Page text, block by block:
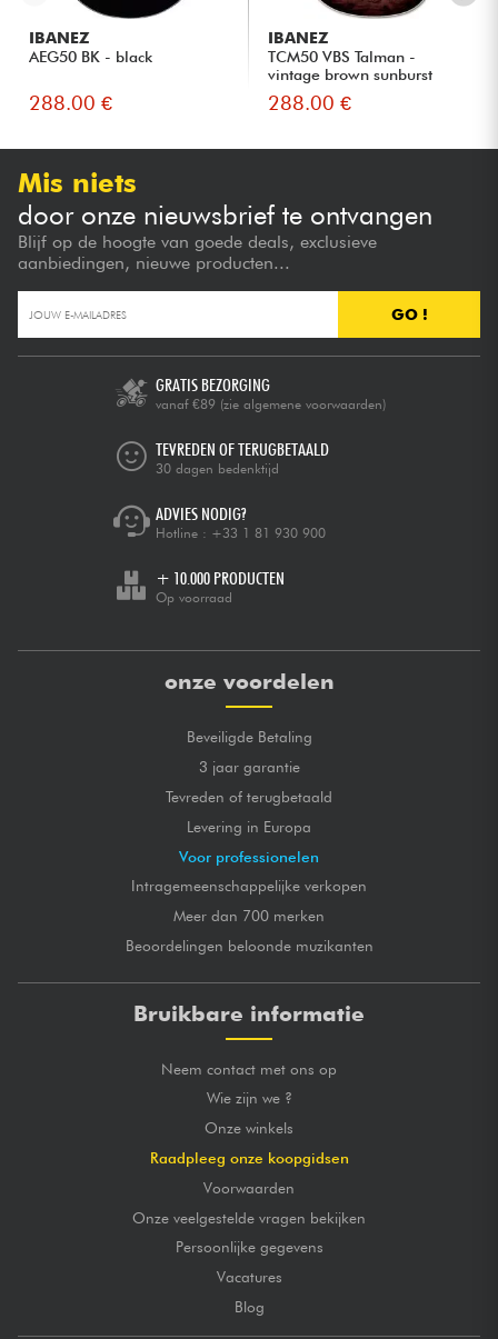
IBANEZ
AEG50 BK - black
288.00 €
IBANEZ
TCM50 VBS Talman -
vintage brown sunburst
288.00 €
Mis niets
door onze nieuwsbrief te ontvangen
Blijf op de hoogte van goede deals, exclusieve
aanbiedingen, nieuwe producten...
GO !
GRATIS BEZORGING
vanaf €89 (zie algemene voorwaarden)
TEVREDEN OF TERUGBETAALD
30 dagen bedenktijd
ADVIES NODIG?
Hotline : +33 1 81 930 900
+ 10.000 PRODUCTEN
Op voorraad
onze voordelen
Beveiligde Betaling
3 jaar garantie
Tevreden of terugbetaald
Levering in Europa
Voor professionelen
Intragemeenschappelijke verkopen
Meer dan 700 merken
Beoordelingen beloonde muzikanten
Bruikbare informatie
Neem contact met ons op
Wie zijn we ?
Onze winkels
Raadpleeg onze koopgidsen
Voorwaarden
Onze veelgestelde vragen bekijken
Persoonlijke gegevens
Vacatures
Blog